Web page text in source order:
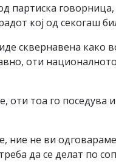
партиска
кој од секогаш
сквернавена како
оти
тоа го поседува
не ви одговараме
да се делат по